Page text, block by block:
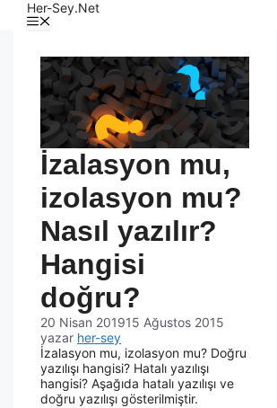
Her-Sey.Net
İzalasyon mu,
izolasyon mu?
Nasıl yazılır?
Hangisi
doğru?
20 Nisan 201915 Ağustos 2015
yazar her-sey
İzalasyon mu, izolasyon mu? Doğru
yazılışı hangisi? Hatalı yazılışı
hangisi? Aşağıda hatalı yazılışı ve
doğru yazılışı gösterilmiştir.